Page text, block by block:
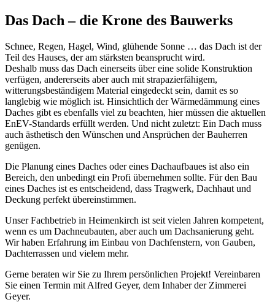
Das Dach – die Krone des Bauwerks
Schnee, Regen, Hagel, Wind, glühende Sonne … das Dach ist der
Teil des Hauses, der am stärksten beansprucht wird.
Deshalb muss das Dach einerseits über eine solide Konstruktion
verfügen, andererseits aber auch mit strapazierfähigem,
witterungsbeständigem Material eingedeckt sein, damit es so
langlebig wie möglich ist. Hinsichtlich der Wärmedämmung eines
Daches gibt es ebenfalls viel zu beachten, hier müssen die aktuellen
EnEV-Standards erfüllt werden. Und nicht zuletzt: Ein Dach muss
auch ästhetisch den Wünschen und Ansprüchen der Bauherren
genügen.
Die Planung eines Daches oder eines Dachaufbaues ist also ein
Bereich, den unbedingt ein Profi übernehmen sollte. Für den Bau
eines Daches ist es entscheidend, dass Tragwerk, Dachhaut und
Deckung perfekt übereinstimmen.
Unser Fachbetrieb in Heimenkirch ist seit vielen Jahren kompetent,
wenn es um Dachneubauten, aber auch um Dachsanierung geht.
Wir haben Erfahrung im Einbau von Dachfenstern, von Gauben,
Dachterrassen und vielem mehr.
Gerne beraten wir Sie zu Ihrem persönlichen Projekt! Vereinbaren
Sie einen Termin mit Alfred Geyer, dem Inhaber der Zimmerei
Geyer.